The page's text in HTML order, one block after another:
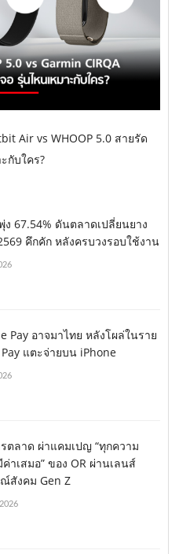
Air vs WHOOP 5.0 สายรัด
กับใคร?
ง 67.54% ดันตลาดเปลี่ยนยาง
คึกคัก หลังครบวงรอบใช้งาน
Pay อาจมาไทย หลังโผล่ในราย
แตะจ่ายบน iPhone
ตลาด ผ่าแคมเปญ “ทุกความ
าเสมอ” ของ OR ผ่านเลนส์
สังคม Gen Z